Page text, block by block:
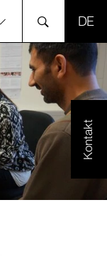
Kontakt